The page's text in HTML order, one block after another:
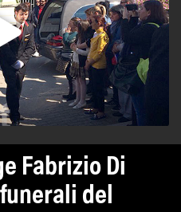
Fabrizio Di
del